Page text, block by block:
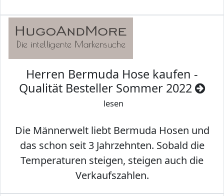
Herren Bermuda Hose kaufen -
Qualität Besteller Sommer 2022
lesen
Die Männerwelt liebt Bermuda Hosen und
das schon seit 3 Jahrzehnten. Sobald die
Temperaturen steigen, steigen auch die
Verkaufszahlen.